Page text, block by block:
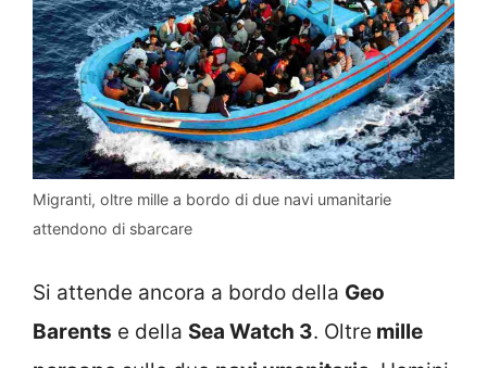
Migranti, oltre mille a bordo di due navi umanitarie
attendono di sbarcare
Si attende ancora a bordo della Geo
Barents e della Sea Watch 3. Oltre mille